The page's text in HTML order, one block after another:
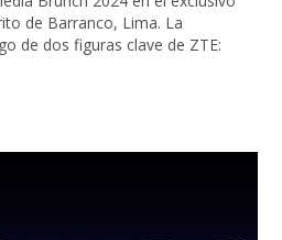
de Barranco, Lima. La
de dos figuras clave de ZTE: